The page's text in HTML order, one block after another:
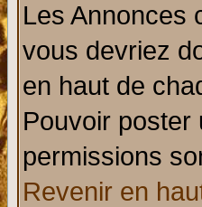
Les Annonces
vous devriez
en haut de
Pouvoir poster
permissions
Revenir en